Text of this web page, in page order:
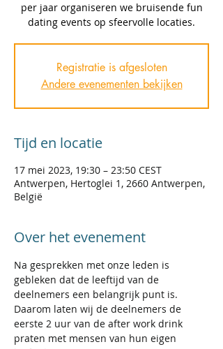
per jaar organiseren we bruisende fun
dating events op sfeervolle locaties.
Registratie is afgesloten
Andere evenementen bekijken
Tijd en locatie
17 mei 2023, 19:30 – 23:50 CEST
Antwerpen, Hertoglei 1, 2660 Antwerpen,
België
Over het evenement
Na gesprekken met onze leden is
gebleken dat de leeftijd van de
deelnemers een belangrijk punt is.
Daarom laten wij de deelnemers de
eerste 2 uur van de after work drink
praten met mensen van hun eigen